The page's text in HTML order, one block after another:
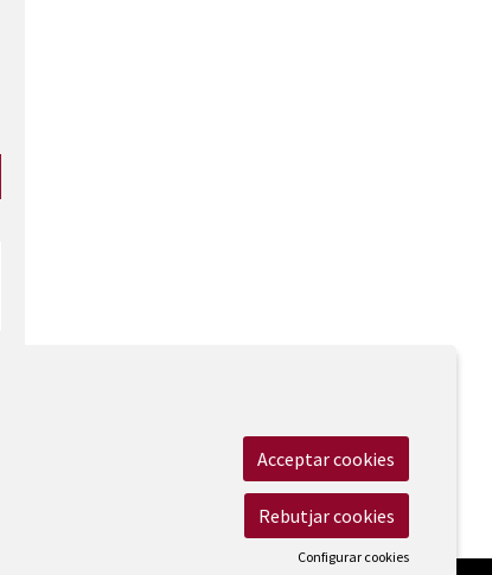
Accessibilitat
Acceptar cookies
Rebutjar cookies
Configurar cookies